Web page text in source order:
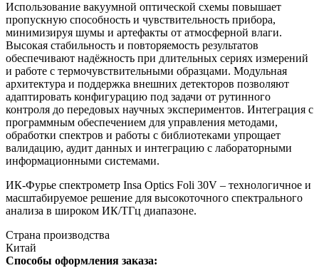
Использование вакуумной оптической схемы повышает
пропускную способность и чувствительность прибора,
минимизируя шумы и артефакты от атмосферной влаги.
Высокая стабильность и повторяемость результатов
обеспечивают надёжность при длительных сериях измерений
и работе с термочувствительными образцами. Модульная
архитектура и поддержка внешних детекторов позволяют
адаптировать конфигурацию под задачи от рутинного
контроля до передовых научных экспериментов. Интеграция с
программным обеспечением для управления методами,
обработки спектров и работы с библиотеками упрощает
валидацию, аудит данных и интеграцию с лабораторными
информационными системами.
ИК-Фурье спектрометр Insa Optics Foli 30V – технологичное и
масштабируемое решение для высокоточного спектрального
анализа в широком ИК/ТГц диапазоне.
Страна производства
Китай
Способы оформления заказа: